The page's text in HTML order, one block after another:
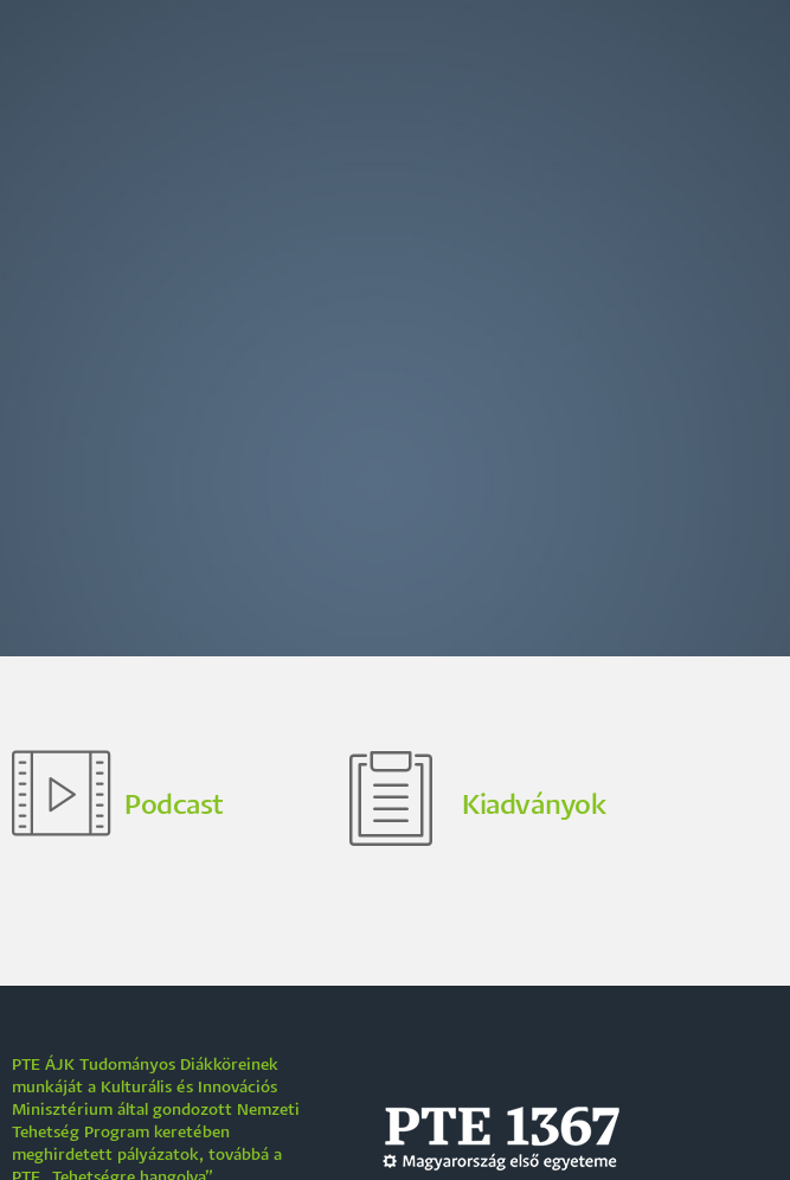
Podcast Kiadványok
PTE ÁJK Tudományos Diákköreinek
munkáját a Kulturális és Innovációs
Minisztérium által gondozott Nemzeti
Tehetség Program keretében
meghirdetett pályázatok, továbbá a